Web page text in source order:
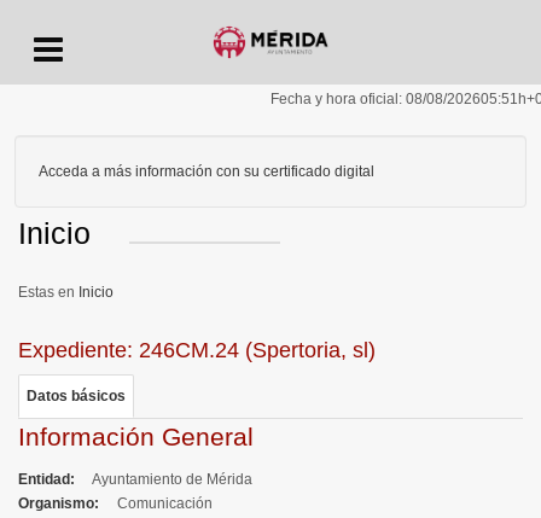
Fecha y hora oficial: 08/08/202605:51h
Acceda a más información con su certificado digital
Inicio
Inicio
Expediente: 246CM.24 (Spertoria, sl)
Datos básicos
Información General
Entidad
Ayuntamiento de Mérida
Organismo
Comunicación